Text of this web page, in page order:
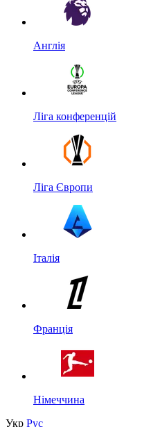
Англія
Ліга конференцій
Ліга Європи
Італія
Франція
Німеччина
Укр Рус